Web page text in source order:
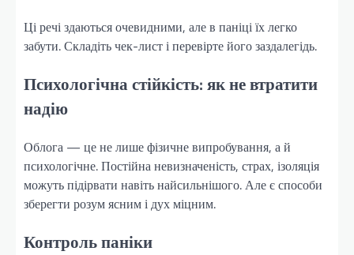
Ці речі здаються очевидними, але в паніці їх легко
забути. Складіть чек-лист і перевірте його заздалегідь.
Психологічна стійкість: як не втратити
надію
Облога — це не лише фізичне випробування, а й
психологічне. Постійна невизначеність, страх, ізоляція
можуть підірвати навіть найсильнішого. Але є способи
зберегти розум ясним і дух міцним.
Контроль паніки